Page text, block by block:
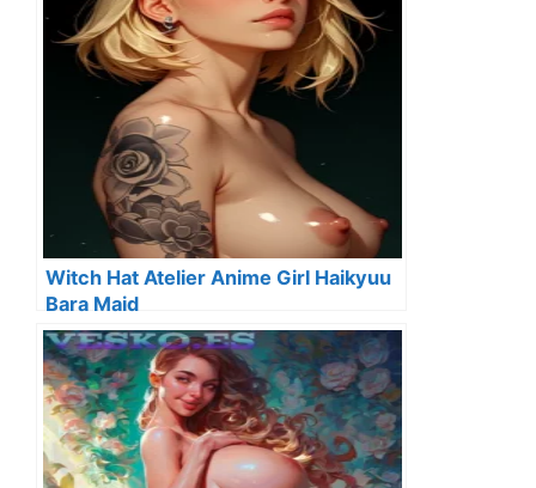
Witch Hat Atelier Anime Girl Haikyuu
Bara Maid